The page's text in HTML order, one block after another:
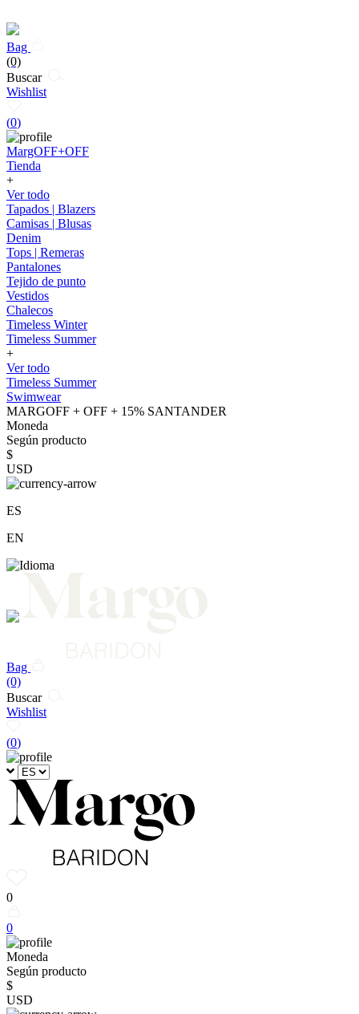
Bag
(0)
Buscar
Wishlist
(0)
MargOFF+OFF
Tienda
+
Ver todo
Tapados | Blazers
Camisas | Blusas
Denim
Tops | Remeras
Pantalones
Tejido de punto
Vestidos
Chalecos
Timeless Winter
Timeless Summer
+
Ver todo
Timeless Summer
Swimwear
MARGOFF + OFF + 15% SANTANDER
Moneda
Según producto
$
USD
ES
EN
Bag
(0)
Buscar
Wishlist
(0)
0
0
Moneda
Según producto
$
USD